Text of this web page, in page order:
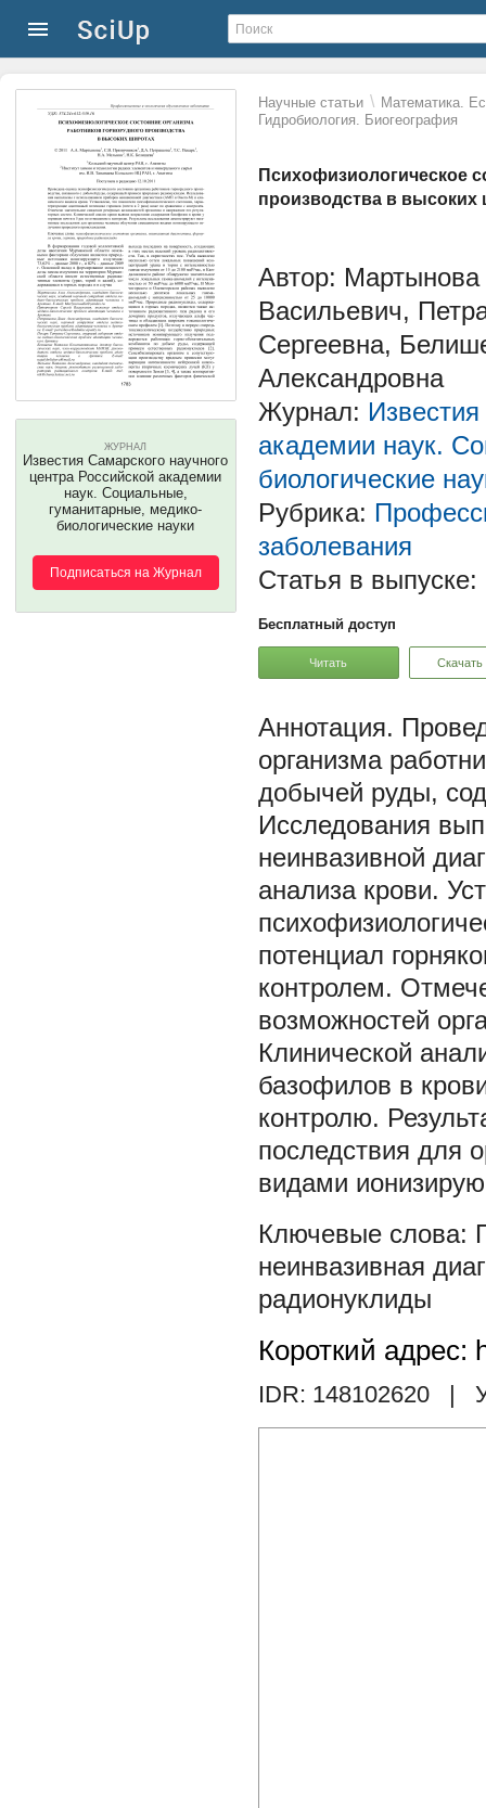
Научные статьи \ Математика.
Гидробиология. Биогеография
Психофизиологическое
производства в высоких
ЖУРНАЛ
Известия Самарского научного
центра Российской академии
наук. Социальные,
гуманитарные, медико-
биологические науки
Подписаться на Журнал
Автор:
Васильевич,
Сергеевна,
Александровна
Журнал:
академии наук.
биологические
Рубрика:
заболевания
Статья в выпуске:
Бесплатный доступ
Читать Скачать
организма
добычей руды,
Исследования
неинвазивной
анализа крови.
потенциал
контролем.
возможностей
Клинической
базофилов в
контролю.
последствия для
видами
неинвазивная
радионуклиды
Короткий адрес:
IDR: 148102620 |